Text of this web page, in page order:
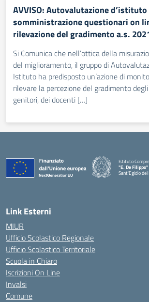
AVVISO: Autovalutazione
somministrazione questionari on
rilevazione del gradimento a.s.
Si Comunica che nell’ottica della
del miglioramento, il gruppo di
Istituto ha predisposto un’azione di
rilevare la percezione del gradimento
genitori, dei docenti […]
Istituto
"E. De Filippo"
Sant'Egidio
Link Esterni
MIUR
Ufficio Scolastico Regionale
Ufficio Scolastico Territoriale
Scuola in Chiaro
Iscrizioni On Line
Invalsi
Comune